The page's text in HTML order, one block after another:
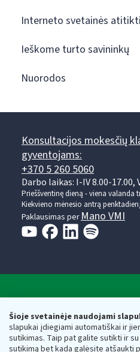
Šioje svetainėje naudojami
slapukai įdiegiami automatiškai ir
sutikimas. Taip pat galite sutikti ir
sutikimą bet kada galėsite atšaukti
Interneto svetainės
Ieškome turto savininkų
Nuorodos
Konsultacijos mokesčių
gyventojams:
+370 5 260 5060
Darbo laikas: I-IV 8.00-17.00,
Prieššventinę dieną - viena valanda
Kiekvieno mėnesio antrą
Paklausimas perMano VMI
Valstybinė mokesčių
Respublikos finansų
Biudžetinė įstaiga. Juridinio asmens
adresas: Vasario 16-osios g. 14,